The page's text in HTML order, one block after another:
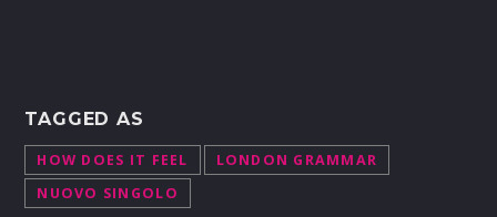
TAGGED AS
HOW DOES IT FEEL
LONDON GRAMMAR
NUOVO SINGOLO